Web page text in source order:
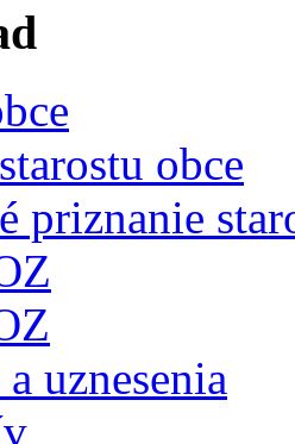
obce
priznanie
uznesenia